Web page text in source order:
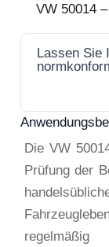
VW 50014
Lassen Sie
Die VW
Prüfung der